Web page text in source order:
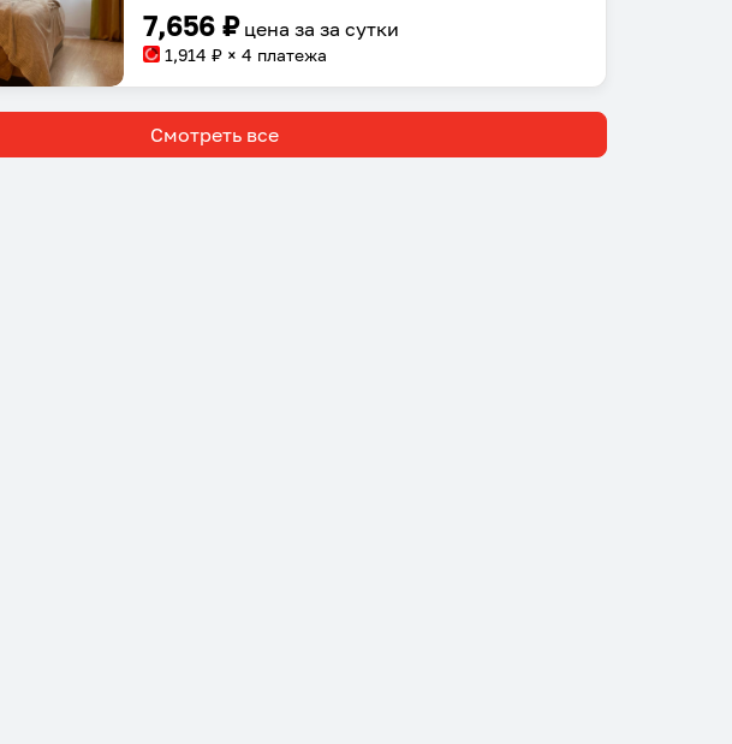
7,656 ₽ цена заза сутки
1,914 ₽ × 4 платежа
Смотреть все